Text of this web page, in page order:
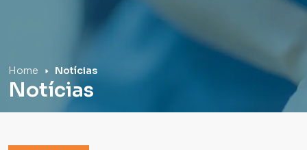
Home Notícias
Notícias